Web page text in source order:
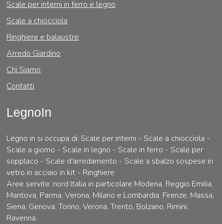
Scale per interni in ferro e legno
Scale a chiocciola
Ringhiere e balaustre
Arredo Giardino
Chi Siamo
Contatti
LegnoIn
Legno in si occupa di: Scale per interni - Scale a chiocciola -
Scale a giorno - Scale in legno - Scale in ferro - Scale per
sopplaco - Scale d'arredamento - Scale a sbalzo sospese in
vetro in acciaio in kit - Ringhiere
Aree servite: nord Italia in particolare Modena, Reggio Emilia,
Mantova, Parma, Verona, Milano e Lombardia, Firenze, Massa,
Siena, Genova, Torino, Verona, Trento, Bolzano, Rimini,
Ravenna.